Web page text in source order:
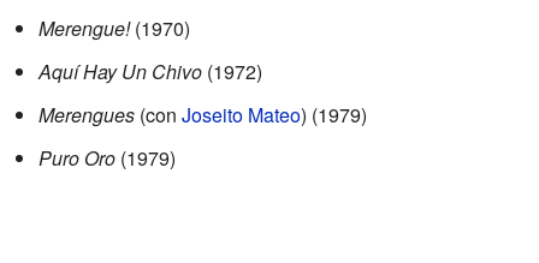
Merengue!(1970)
Aquí Hay Un Chivo (1972)
Merengues (con Joseito Mateo) (1979)
Puro Oro (1979)